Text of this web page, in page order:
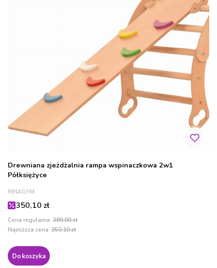
Drewniana zjeżdżalnia rampa wspinaczkowa 2w1
Półksiężyce
PRODUCENT
RINAGYM
Cena promocyjna
350,10 zł
Cena regularna: 389,00 zł
Najniższa cena: 350,10 zł
Do koszyka